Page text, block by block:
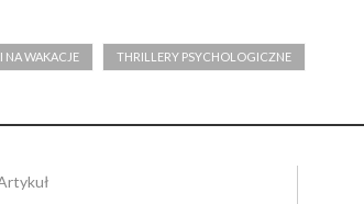
NA WAKACJE THRILLERY PSYCHOLOGICZNE